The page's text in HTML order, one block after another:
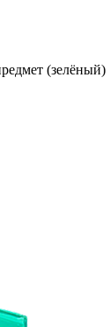
(зелёный)